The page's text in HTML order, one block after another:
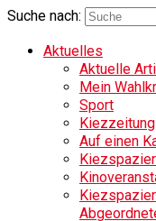
Suche nach:
Aktuelles
Aktuelle
Mein
Sport
Kiezzeitung
Auf einen